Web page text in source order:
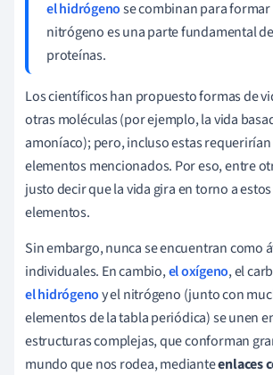
el hidrógenose combinan para formar
nitrógeno es una parte fundamental
proteínas.
Los científicos han propuesto formas de
otras moléculas (por ejemplo, la vida
amoníaco); pero, incluso estas
elementos mencionados. Por eso, entre
justo decir que la vida gira en torno a
elementos.
Sin embargo, nunca se encuentran como
individuales. En cambio,el oxígeno, el
el hidrógenoy el nitrógeno (junto con
elementos de la tabla periódica) se unen
estructuras complejas, que conforman
mundo que nos rodea, medianteenlaces